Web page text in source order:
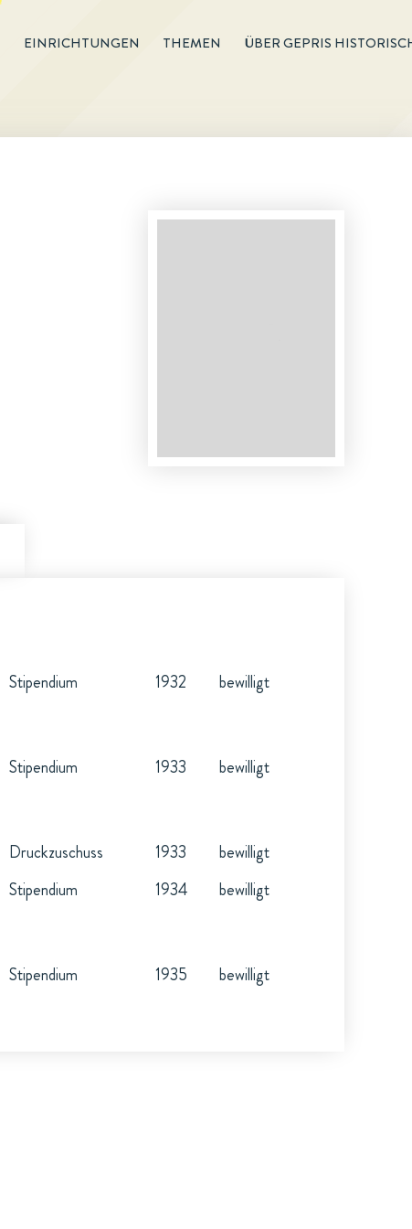
EINRICHTUNGEN THEMEN ÜBER GEPRIS
Stipendium 1932 bewilligt
Stipendium 1933 bewilligt
Druckzuschuss 1933
bewilligt
Stipendium 1934 bewilligt
Stipendium 1935 bewilligt